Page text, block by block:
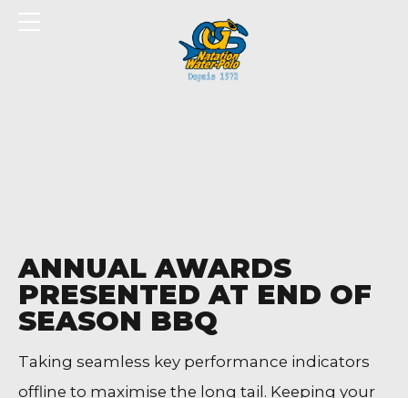
ANNUAL AWARDS
PRESENTED AT END OF
SEASON BBQ
Taking seamless key performance indicators
offline to maximise the long tail. Keeping your